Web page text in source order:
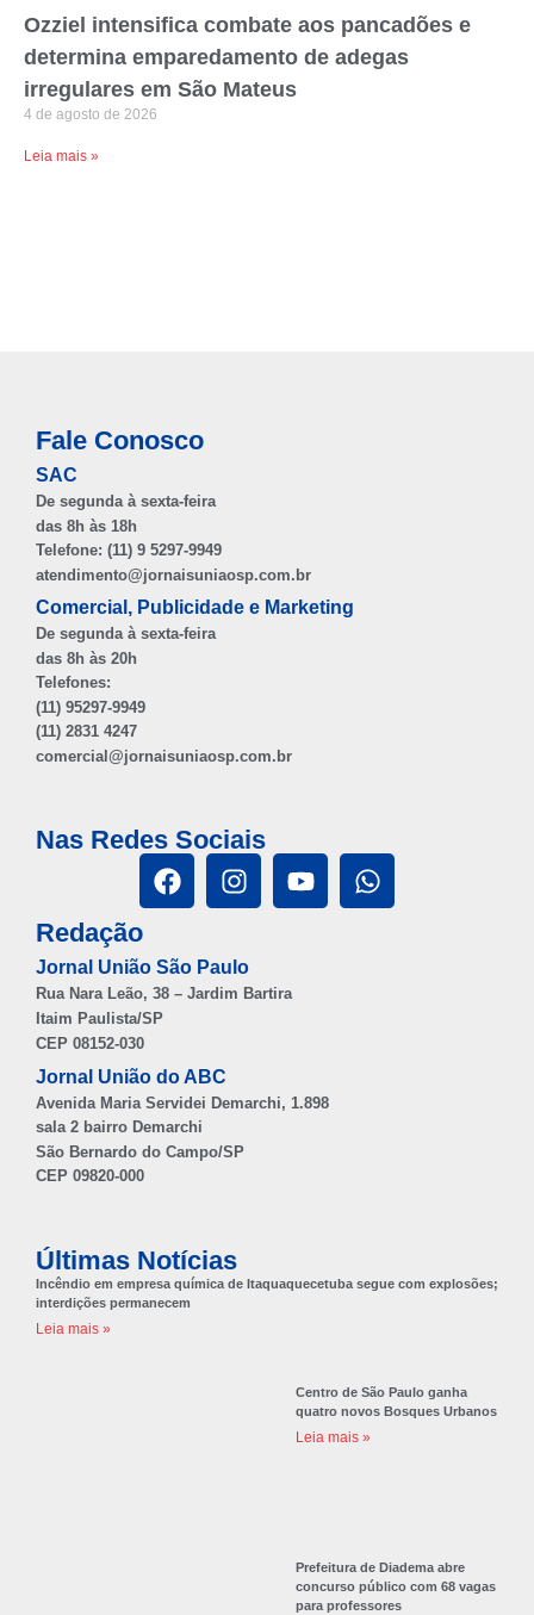
Ozziel intensifica combate aos pancadões e
determina emparedamento de adegas
irregulares em São Mateus
4 de agosto de 2026
Leia mais »
Fale Conosco
SAC
De segunda à sexta-feira
das 8h às 18h
Telefone: (11) 9 5297-9949
atendimento@jornaisuniaosp.com.br
Comercial, Publicidade e Marketing
De segunda à sexta-feira
das 8h às 20h
Telefones:
(11) 95297-9949
(11) 2831 4247
comercial@jornaisuniaosp.com.br
Nas Redes Sociais
Redação
Jornal União São Paulo
Rua Nara Leão, 38 – Jardim Bartira
Itaim Paulista/SP
CEP 08152-030
Jornal União do ABC
Avenida Maria Servidei Demarchi, 1.898
sala 2 bairro Demarchi
São Bernardo do Campo/SP
CEP 09820-000
Últimas Notícias
Incêndio em empresa química de Itaquaquecetuba segue com explosões;
interdições permanecem
Leia mais »
Centro de São Paulo ganha
quatro novos Bosques Urbanos
Leia mais »
Prefeitura de Diadema abre
concurso público com 68 vagas
para professores